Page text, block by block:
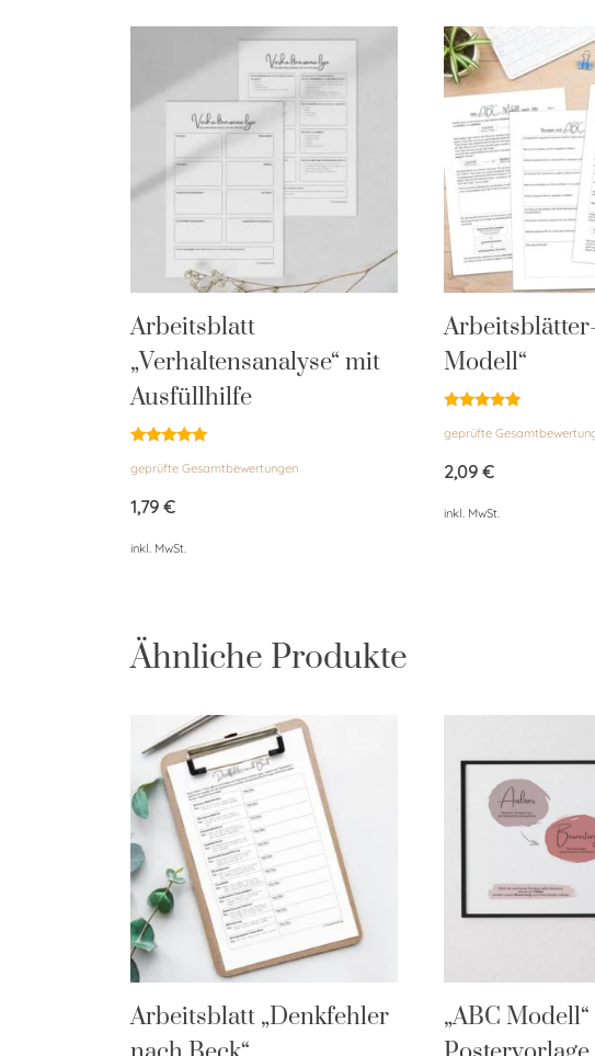
Arbeitsblatt
„Verhaltensanalyse“ mit
Ausfüllhilfe
mit
von 5
geprüfte Gesamtbewertungen
1,79 €
inkl. MwSt.
Modell“
mit
von 5
geprüfte
2,09 €
inkl. MwSt.
Ähnliche Produkte
Arbeitsblatt „Denkfehler
„ABC Modell“